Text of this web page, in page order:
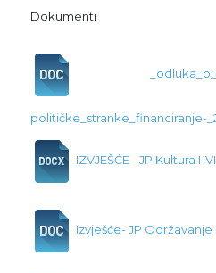
Dokumenti
političke_stranke_financiranje-
IZVJEŠĆE - JP Kultura I-
Izvješće- JP Održavanje